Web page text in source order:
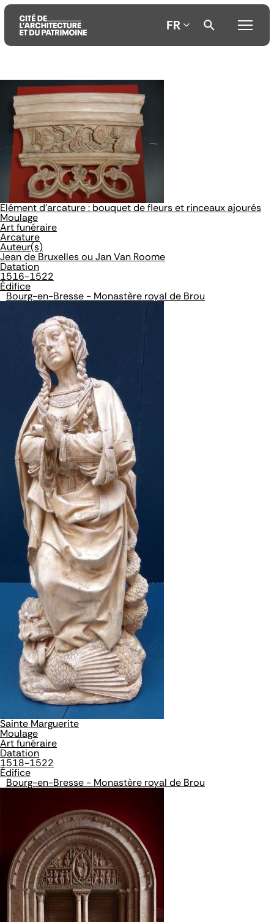
Aller
au
contenu
principal
Aller
au
menu
principal
Aller
recherche
FR
Elément d'arcature : bouquet de fleurs et rinceaux ajourés
Moulage
Art funéraire
Arcature
Auteur(s)
Jean de Bruxelles ou Jan Van Roome
Datation
1516-1522
Édifice
Bourg-en-Bresse - Monastère royal de Brou
Sainte Marguerite
Moulage
Art funéraire
Datation
1518-1522
Édifice
Bourg-en-Bresse - Monastère royal de Brou